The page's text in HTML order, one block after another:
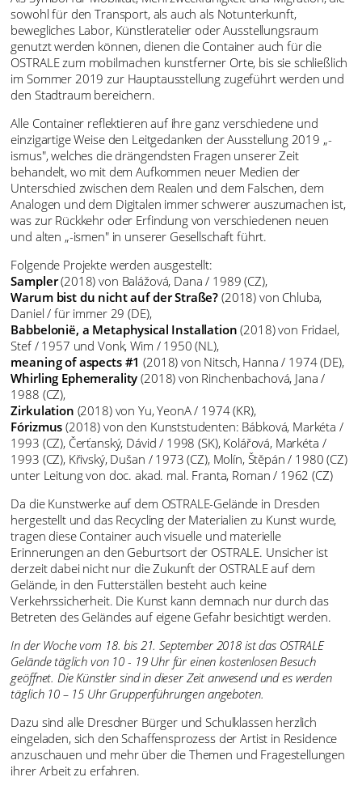
sowohl für den Transport, als auch als Notunterkunft,
bewegliches Labor, Künstleratelier oder Ausstellungsraum
genutzt werden können, dienen die Container auch für die
OSTRALE zum mobilmachen kunstferner Orte, bis sie schließlich
im Sommer 2019 zur Hauptausstellung zugeführt werden und
den Stadtraum bereichern.
Alle Container reflektieren auf ihre ganz verschiedene und
einzigartige Weise den Leitgedanken der Ausstellung 2019 „-
ismus", welches die drängendsten Fragen unserer Zeit
behandelt, wo mit dem Aufkommen neuer Medien der
Unterschied zwischen dem Realen und dem Falschen, dem
Analogen und dem Digitalen immer schwerer auszumachen ist,
was zur Rückkehr oder Erfindung von verschiedenen neuen
und alten „-ismen" in unserer Gesellschaft führt.
Folgende Projekte werden ausgestellt:
Sampler(2018) von Balážová, Dana / 1989 (CZ),
Warum bist du nicht auf der Straße? (2018) von Chluba,
Daniel / für immer 29 (DE),
Babbelonië, a Metaphysical Installation (2018) von Fridael,
Stef / 1957 und Vonk, Wim / 1950 (NL),
meaning of aspects #1 (2018) von Nitsch, Hanna / 1974 (DE),
Whirling Ephemerality (2018) von Rinchenbachová, Jana /
1988 (CZ),
Zirkulation (2018) von Yu, YeonA / 1974 (KR),
Fórizmus (2018) von den Kunststudenten: Bábková, Markéta /
1993 (CZ), Čerťanský, Dávid / 1998 (SK), Kolářová, Markéta /
1993 (CZ), Křivský, Dušan / 1973 (CZ), Molín, Štěpán / 1980 (CZ)
unter Leitung von doc. akad. mal. Franta, Roman / 1962 (CZ)
Da die Kunstwerke auf dem OSTRALE-Gelände in Dresden
hergestellt und das Recycling der Materialien zu Kunst wurde,
tragen diese Container auch visuelle und materielle
Erinnerungen an den Geburtsort der OSTRALE. Unsicher ist
derzeit dabei nicht nur die Zukunft der OSTRALE auf dem
Gelände, in den Futterställen besteht auch keine
Verkehrssicherheit. Die Kunst kann demnach nur durch das
Betreten des Geländes auf eigene Gefahr besichtigt werden.
In der Woche vom 18. bis 21. September 2018 ist das OSTRALE
Gelände täglich von 10 - 19 Uhr für einen kostenlosen Besuch
geöffnet. Die Künstler sind in dieser Zeit anwesend und es werden
täglich 10 – 15 Uhr Gruppenführungen angeboten.
Dazu sind alle Dresdner Bürger und Schulklassen herzlich
eingeladen, sich den Schaffensprozess der Artist in Residence
anzuschauen und mehr über die Themen und Fragestellungen
ihrer Arbeit zu erfahren.